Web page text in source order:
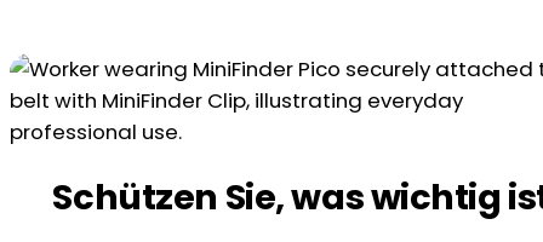
Schützen Sie, was wichtig